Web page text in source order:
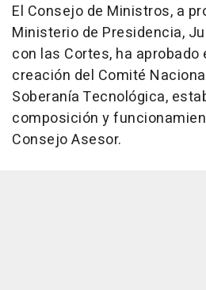
El Consejo de Ministros, a
Ministerio de Presidencia,
con las Cortes, ha
creación del Comité
Soberanía Tecnológica,
composición y
Consejo Asesor.